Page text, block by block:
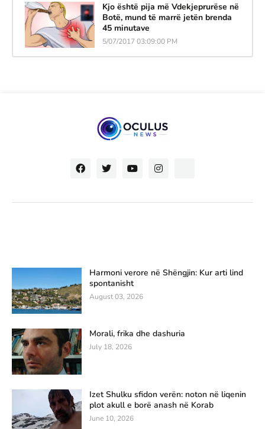
Kjo është pija më Vdekjeprurëse në
Botë, mund të marrë jetën brenda
45 minutave
5/07/2017 03:09:00 PM
Harmoni verore në Shëngjin: Kur arti lind
spontanisht
August 03, 2026
Morali, frika dhe dashuria
July 18, 2026
Izet Shulku sfidon verën: noton në liqenin
plot akull e borë anash në Korab
June 10, 2026